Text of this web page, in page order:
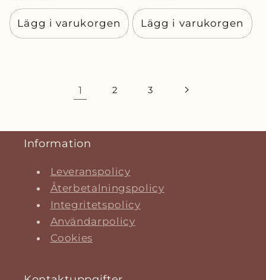
pris
Lägg i varukorgen
pris
Lägg i varukorgen
1 2 3
Information
Leveranspolicy
Återbetalningspolicy
Integritetspolicy
Användarpolicy
Cookies